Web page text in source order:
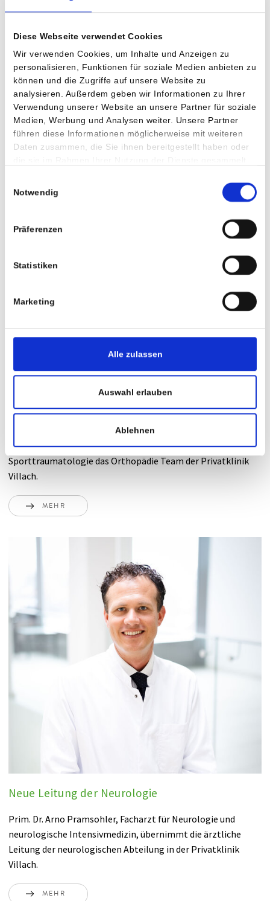
Diese Webseite verwendet Cookies
Wir verwenden Cookies, um Inhalte und Anzeigen zu
personalisieren, Funktionen für soziale Medien anbieten zu
können und die Zugriffe auf unsere Website zu
analysieren. Außerdem geben wir Informationen zu Ihrer
Verwendung unserer Website an unsere Partner für soziale
Medien, Werbung und Analysen weiter. Unsere Partner
führen diese Informationen möglicherweise mit weiteren
Daten zusammen, die Sie ihnen bereitgestellt haben oder
Notwendig
Präferenzen
Statistiken
Marketing
Alle zulassen
Auswahl erlauben
Ablehnen
Zentrum Althofen
durchlaufen – ein Meilenstein in der Versorgung von Herz-
und Kreislaufpatienten in Kärnten.
MEHR
Verstärkung in der Orthopädie in der Privatklinik
Villach
Seit 1. April 2026 verstärkt Dr. Markus Gregori, MBA, Facharzt
für Orthopädie, Traumatologie, Unfallchirurgie &
Sporttraumatologie das Orthopädie Team der Privatklinik
Villach.
MEHR
Neue Leitung der Neurologie
Prim. Dr. Arno Pramsohler, Facharzt für Neurologie und
neurologische Intensivmedizin, übernimmt die ärztliche
Leitung der neurologischen Abteilung in der Privatklinik
Villach.
MEHR